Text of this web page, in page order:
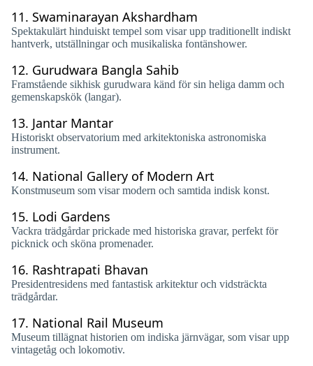
11. Swaminarayan Akshardham
Spektakulärt hinduiskt tempel som visar upp traditionellt indiskt
hantverk, utställningar och musikaliska fontänshower.
12. Gurudwara Bangla Sahib
Framstående sikhisk gurudwara känd för sin heliga damm och
gemenskapskök (langar).
13. Jantar Mantar
Historiskt observatorium med arkitektoniska astronomiska
instrument.
14. National Gallery of Modern Art
Konstmuseum som visar modern och samtida indisk konst.
15. Lodi Gardens
Vackra trädgårdar prickade med historiska gravar, perfekt för
picknick och sköna promenader.
16. Rashtrapati Bhavan
Presidentresidens med fantastisk arkitektur och vidsträckta
trädgårdar.
17. National Rail Museum
Museum tillägnat historien om indiska järnvägar, som visar upp
vintagetåg och lokomotiv.